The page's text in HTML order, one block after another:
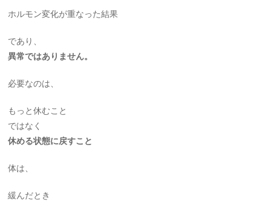
ホルモン変化が重なった結果
であり、
異常ではありません。
必要なのは、
もっと休むこと
ではなく
休める状態に戻すこと
体は、
緩んだとき